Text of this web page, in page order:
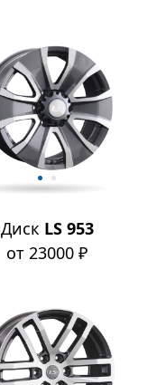
Диск LS 953
от 23000 ₽